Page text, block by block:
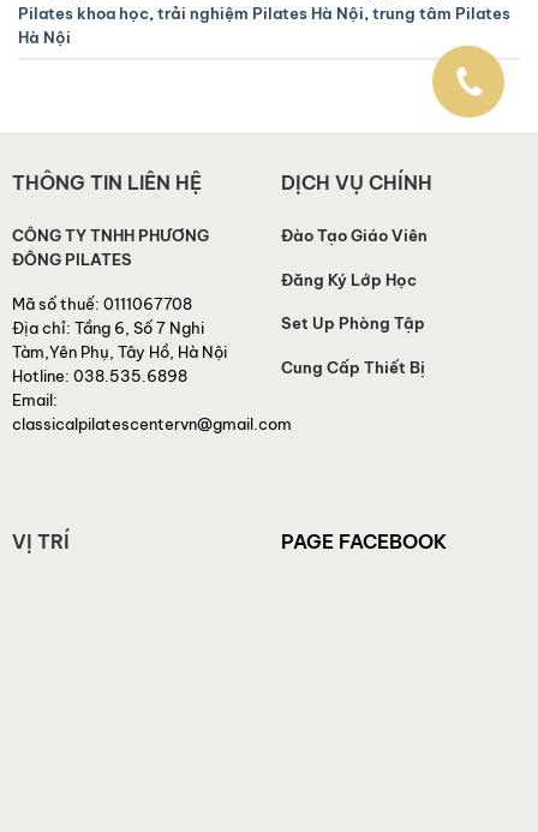
Pilates khoa học, trải nghiệm Pilates Hà Nội, trung tâm Pilates
Hà Nội
THÔNG TIN LIÊN HỆ
CÔNG TY TNHH PHƯƠNG
ĐÔNG PILATES
Mã số thuế: 0111067708
Địa chỉ: Tầng 6, Số 7 Nghi
Tàm,Yên Phụ, Tây Hồ, Hà Nội
Hotline: 038.535.6898
Email:
classicalpilatescentervn@gmail.com
DỊCH VỤ CHÍNH
Đào Tạo Giáo Viên
Đăng Ký Lớp Học
Set Up Phòng Tập
Cung Cấp Thiết Bị
VỊ TRÍ PAGE FACEBOOK